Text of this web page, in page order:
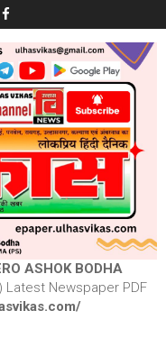
ASHOK BODHA
Latest Newspaper PDF